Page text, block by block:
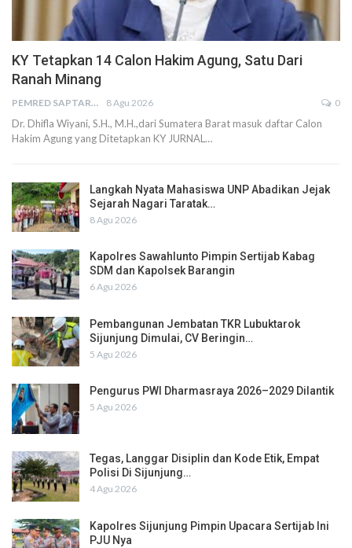
KY Tetapkan 14 Calon Hakim Agung, Satu Dari
Ranah Minang
PEMRED SAPTARIUS 8 Agu 2026 0
Dr. Dhifla Wiyani, S.H., M.H.,dari Sumatera Barat masuk daftar Calon
Hakim Agung yang Ditetapkan KY JURNAL…
Langkah Nyata Mahasiswa UNP Abadikan Jejak
Sejarah Nagari Taratak…
8 Agu 2026
Kapolres Sawahlunto Pimpin Sertijab Kabag
SDM dan Kapolsek Barangin
6 Agu 2026
Pembangunan Jembatan TKR Lubuktarok
Sijunjung Dimulai, CV Beringin…
5 Agu 2026
Pengurus PWI Dharmasraya 2026–2029 Dilantik
5 Agu 2026
Tegas, Langgar Disiplin dan Kode Etik, Empat
Polisi Di Sijunjung…
4 Agu 2026
Kapolres Sijunjung Pimpin Upacara Sertijab Ini
PJU Nya